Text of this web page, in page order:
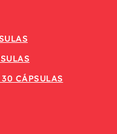
CÁPSULAS